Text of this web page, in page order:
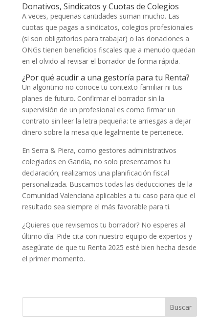
Donativos, Sindicatos y Cuotas de Colegios
A veces, pequeñas cantidades suman mucho. Las
cuotas que pagas a sindicatos, colegios profesionales
(si son obligatorios para trabajar) o las donaciones a
ONGs tienen beneficios fiscales que a menudo quedan
en el olvido al revisar el borrador de forma rápida.
¿Por qué acudir a una gestoría para tu Renta?
Un algoritmo no conoce tu contexto familiar ni tus
planes de futuro. Confirmar el borrador sin la
supervisión de un profesional es como firmar un
contrato sin leer la letra pequeña: te arriesgas a dejar
dinero sobre la mesa que legalmente te pertenece.
En Serra & Piera, como gestores administrativos
colegiados en Gandia, no solo presentamos tu
declaración; realizamos una planificación fiscal
personalizada. Buscamos todas las deducciones de la
Comunidad Valenciana aplicables a tu caso para que el
resultado sea siempre el más favorable para ti.
¿Quieres que revisemos tu borrador? No esperes al
último día. Pide cita con nuestro equipo de expertos y
asegúrate de que tu Renta 2025 esté bien hecha desde
el primer momento.
Buscar